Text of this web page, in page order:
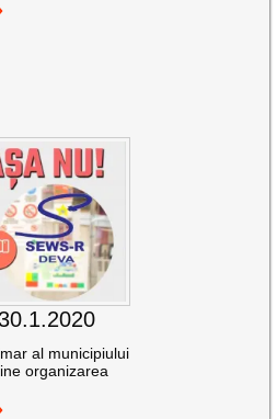
al municipiului
organizarea